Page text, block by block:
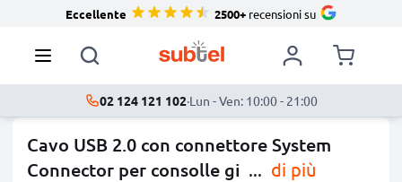
Eccellente 2500+recensioni su
02 124 121 102·Lun - Ven: 10:00 - 21:00
Cavo USB 2.0 con connettore System
Connector per consolle gi ... di più